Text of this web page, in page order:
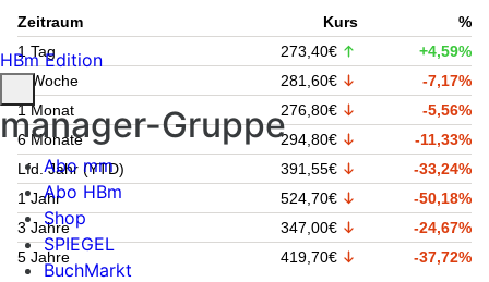
Zeitraum Kurs
%
1 Tag
273,40€
+4,59%
1 Woche
281,60€
-7,17%
1 Monat
276,80€
-5,56%
6 Monate
294,80€
-11,33%
Lfd. Jahr (YTD)
391,55€
-33,24%
1 Jahr
524,70€
-50,18%
3 Jahre
347,00€
-24,67%
5 Jahre
419,70€ -37,72%
HBm Edition
manager-Gruppe
Abo mm
Abo HBm
Shop
SPIEGEL
BuchMarkt